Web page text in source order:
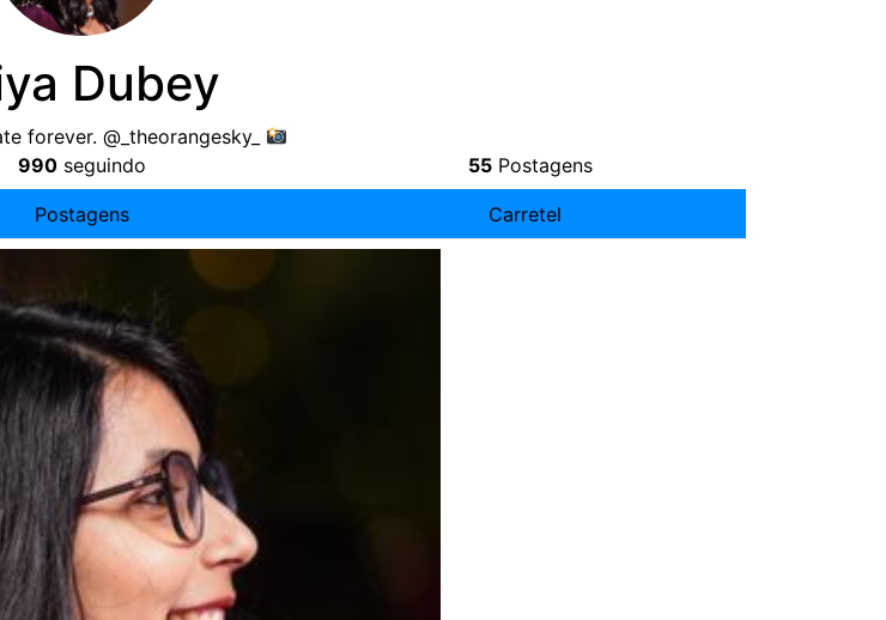
Dubey
forever. @_theorangesky_
990seguindo 55Postagens
Postagens Carretel